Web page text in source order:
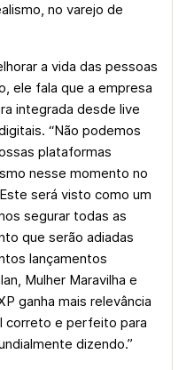
no varejo de
a vida das pessoas
ele fala que a empresa
integrada desde live
“Não podemos
plataformas
nesse momento no
será visto como um
segurar todas as
que serão adiadas
lançamentos
Mulher Maravilha e
ganha mais relevância
correto e perfeito para
dizendo.”